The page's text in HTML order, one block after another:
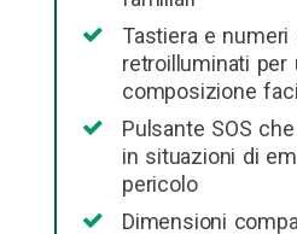
Tastiera e numeri
retroilluminati per
composizione
Pulsante SOS
in situazioni di
pericolo
Dimensioni